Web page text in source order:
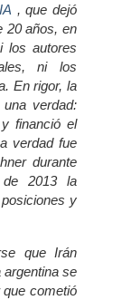
, que dejó
20 años, en
los autores
ni los
En rigor, la
verdad:
financió el
verdad fue
durante
2013 la
y
que Irán
argentina se
cometió